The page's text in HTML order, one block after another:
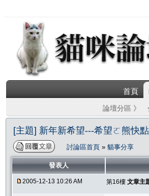
首頁
論壇分區 》
[主題] 新年新希望---希望ㄛ熊快
討論區首頁 » 貓事分享
發表人
2005-12-13 10:26 AM 第16樓 文章主